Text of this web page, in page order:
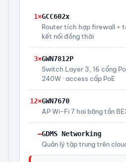
1×GCC602x
Router tích hợp firewall +
kết nối đồng thời
3×GWN7812P
Switch Layer 3, 16 cổng
240W · access cấp PoE
12×GWN7670
AP Wi-Fi 7 hai băng tần
—GDMS Networking
Quản lý tập trung trên